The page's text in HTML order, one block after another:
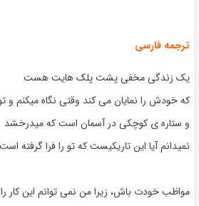
ترجمه فارسی
یک زندگی مخفی پشت پلک هایت هست
که خودش را نمایان می کند وقتی نگاه میکنم و
و ستاره ی کوچکی در آسمان است که میدرخشد
نمیدانم آیا این تاریکیست که تو را فرا گرفته است
مواظب خودت باش، زیرا من نمی توانم این کار